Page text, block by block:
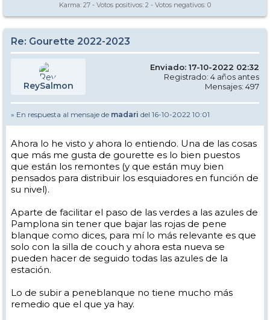
Karma: 27 - Votos positivos: 2 - Votos negativos: 0
Re: Gourette 2022-2023
ReySalmon
Enviado: 17-10-2022 02:32
Registrado: 4 años antes
Mensajes: 497
» En respuesta al mensaje de madari del 16-10-2022 10:01
Ahora lo he visto y ahora lo entiendo. Una de las cosas
que más me gusta de gourette es lo bien puestos
que están los remontes (y que están muy bien
pensados para distribuir los esquiadores en función de
su nivel).
Aparte de facilitar el paso de las verdes a las azules de
Pamplona sin tener que bajar las rojas de pene
blanque como dices, para mí lo más relevante es que
solo con la silla de couch y ahora esta nueva se
pueden hacer de seguido todas las azules de la
estación.
Lo de subir a peneblanque no tiene mucho más
remedio que el que ya hay.